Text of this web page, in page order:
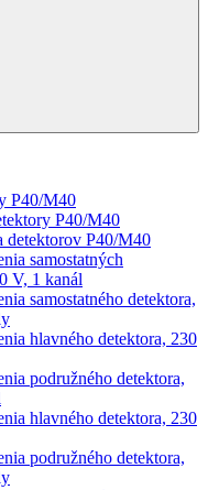
P40/M40
P40/M40
detektorov P40/M40
samostatných
V, 1 kanál
samostatného detektora,
hlavného detektora, 230
podružného detektora,
hlavného detektora, 230
podružného detektora,